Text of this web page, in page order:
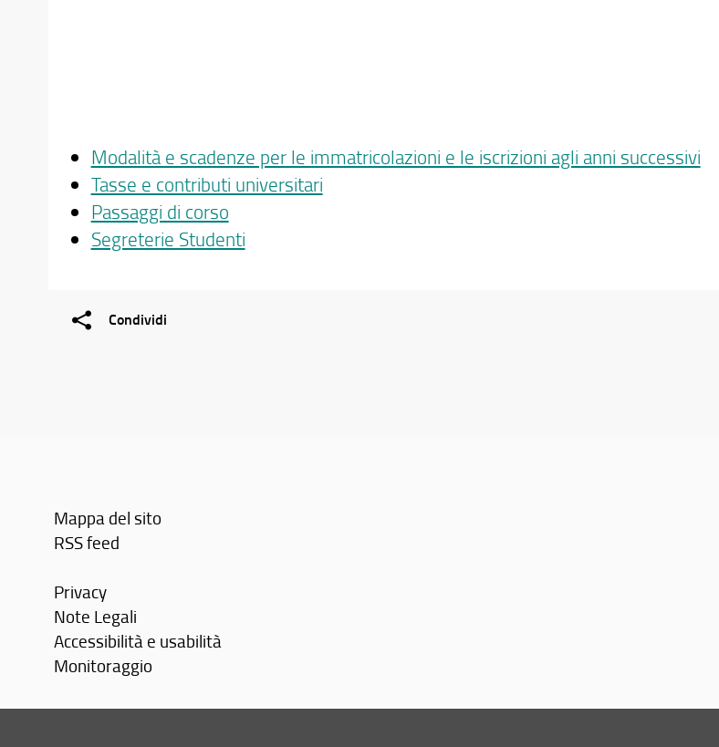
Modalità e scadenze per le immatricolazioni e le iscrizioni agli anni successivi
Tasse e contributi universitari
Passaggi di corso
Segreterie Studenti
Condividi
Mappa del sito
RSS feed
Privacy
Note Legali
Accessibilità e usabilità
Monitoraggio
Area personale